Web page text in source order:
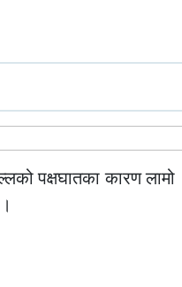
पक्षघातका कारण लामो